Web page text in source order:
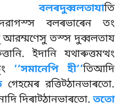
তি
বলৰভাৰেন তং
আরম্মণেসু তস্স দুব্বলতায
ইদানি যথাৰুত্তমত্থং
‘‘সমানেপি হী’’তিআদি
গেহমেৰ রত্তিট্ঠানভাৰতো.
দিৰাট্ঠানভাৰতো.ততো